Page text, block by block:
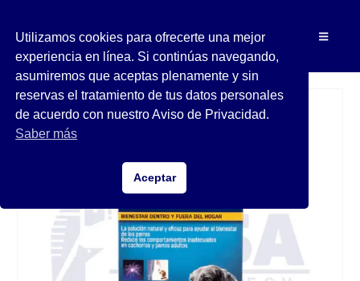
Utilizamos cookies para ofrecerte una mejor
experiencia en línea. Si continúas navegando,
asumiremos que aceptas plenamente y sin
reservas el tratamiento de tus datos personales
de acuerdo con nuestro Aviso de Privacidad.
Saber más
Aceptar